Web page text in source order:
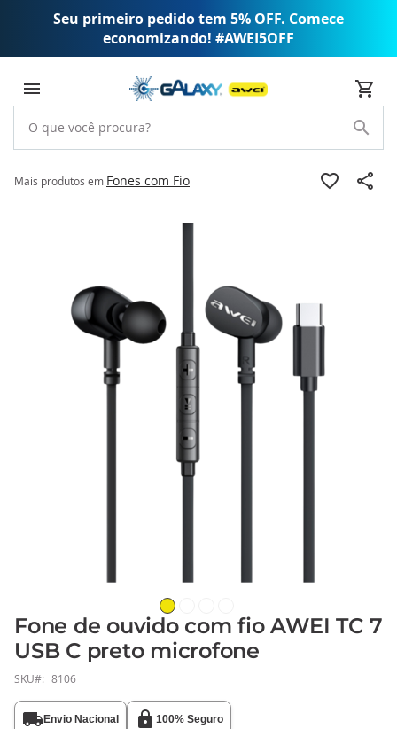
Seu primeiro pedido tem 5% OFF. Comece
economizando! #AWEI5OFF
Mais produtos em Fones com Fio
Saltar
para
o
início
da
Galeria
Fone de ouvido com fio AWEI TC 7
USB C preto microfone
SKU 8106
Envio Nacional 100% Seguro